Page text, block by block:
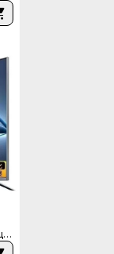
Вакуумный термос с чайной чашкой, объём 600–1500 мл, в комплекте щётка для чашки
Smart TV, 32–100 дюймов, защита зрения HD, противоударная высококлассная опция, 10 лет гарантии